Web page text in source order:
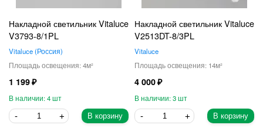
Накладной светильник Vitaluce
V3793-8/1PL
Vitaluce Россия
4
1 199
4
В корзину
Накладной светильник Vitaluce
V2513DT-8/3PL
Vitaluce
14
4 000
3
В корзину